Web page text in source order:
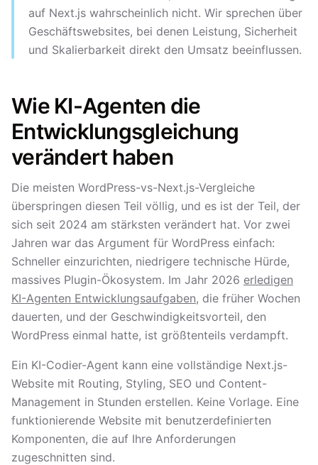
auf Next.js wahrscheinlich nicht. Wir sprechen über
Geschäftswebsites, bei denen Leistung, Sicherheit
und Skalierbarkeit direkt den Umsatz beeinflussen.
Wie KI-Agenten die
Entwicklungsgleichung
verändert haben
Die meisten WordPress-vs-Next.js-Vergleiche
überspringen diesen Teil völlig, und es ist der Teil, der
sich seit 2024 am stärksten verändert hat. Vor zwei
Jahren war das Argument für WordPress einfach:
Schneller einzurichten, niedrigere technische Hürde,
massives Plugin-Ökosystem. Im Jahr 2026 erledigen
KI-Agenten Entwicklungsaufgaben, die früher Wochen
dauerten, und der Geschwindigkeitsvorteil, den
WordPress einmal hatte, ist größtenteils verdampft.
Ein KI-Codier-Agent kann eine vollständige Next.js-
Website mit Routing, Styling, SEO und Content-
Management in Stunden erstellen. Keine Vorlage. Eine
funktionierende Website mit benutzerdefinierten
Komponenten, die auf Ihre Anforderungen
zugeschnitten sind.